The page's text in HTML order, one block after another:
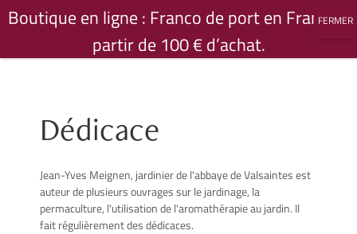
Passer
contenu
Accueil Dédicace
Dédicace
Jean-Yves Meignen, jardinier de l'abbaye de Valsaintes est
auteur de plusieurs ouvrages sur le jardinage, la
permaculture, l'utilisation de l'aromathérapie au jardin. Il
fait régulièrement des dédicaces.
Boutique en ligne : Franco de port en France à
partir de 100 € d’achat.